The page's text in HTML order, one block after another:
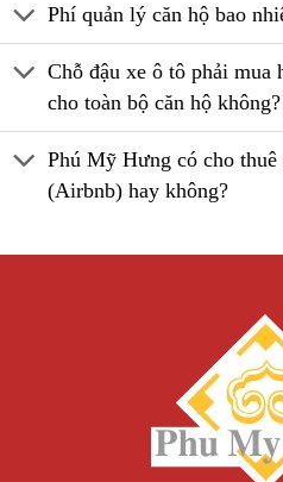
Phí quản lý căn hộ bao
Chỗ đậu xe ô tô phải mua
cho toàn bộ căn hộ không?
Phú Mỹ Hưng có cho thuê
(Airbnb) hay không?